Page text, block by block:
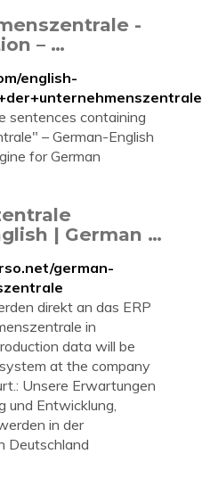
-
– …
english-
sentences containing
– German-English
for German
| German …
german-
direkt an das ERP
in
data will be
at the company
Unsere Erwartungen
und Entwicklung,
in der
Deutschland